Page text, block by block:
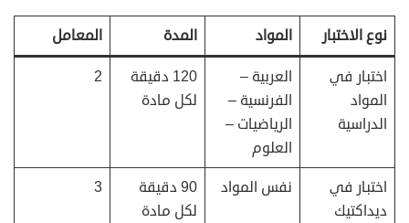
نوع الاختبار المواد المدة المعامل
اختبار في
المواد
الدراسية
العربية –
الفرنسية –
الرياضيات –
العلوم
120 دقيقة
لكل مادة
2
اختبار في
ديداكتيك
نفس المواد
90 دقيقة
لكل مادة
3